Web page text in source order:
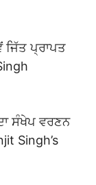
ਜਿੱਤ ਪ੍ਰਾਪਤ
ਸੰਖੇਪ ਵਰਣਨ
Singh’s